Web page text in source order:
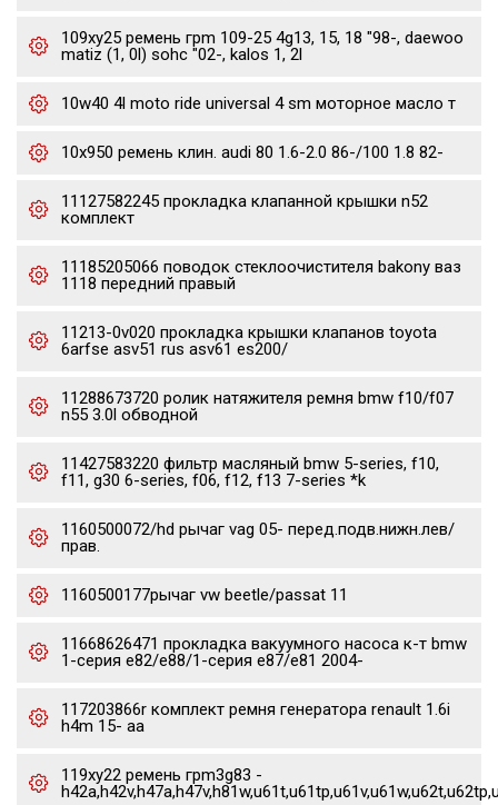
109xy25 ремень грm 109-25 4g13, 15, 18 "98-, daewoo
matiz (1, 0l) sohc "02-, kalos 1, 2l
10w40 4l moto ride universal 4 sm моторное масло т
10x950 ремень клин. audi 80 1.6-2.0 86-/100 1.8 82-
11127582245 прокладка клапанной крышки n52
комплект
11185205066 поводок стеклоочистителя bakony ваз
1118 передний правый
11213-0v020 прокладка крышки клапанов toyota
6arfse asv51 rus asv61 es200/
11288673720 ролик натяжителя ремня bmw f10/f07
n55 3.0l обводной
11427583220 фильтр масляный bmw 5-series, f10,
f11, g30 6-series, f06, f12, f13 7-series *k
1160500072/hd рычаг vag 05- перед.подв.нижн.лев/
прав.
1160500177рычаг vw beetle/passat 11
11668626471 прокладка вакуумного насоса к-т bmw
1-серия e82/e88/1-серия e87/e81 2004-
117203866r комплект ремня генератора renault 1.6i
h4m 15- aa
119xy22 ремень грm3g83 -